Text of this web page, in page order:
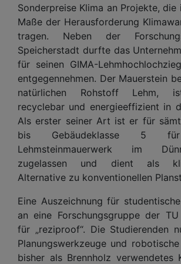
Sonderpreise Klima an Projekte, die
Maße der Herausforderung
tragen. Neben der
Speicherstadt durfte das
für seinen GIMA-
entgegennehmen. Der Mauerstein
natürlichen Rohstoff Lehm,
recyclebar und energieeffizient in
Als erster seiner Art ist er für
bis Gebäudeklasse 5 für
Lehmsteinmauerwerk im
zugelassen und dient als
Alternative zu konventionellen
Eine Auszeichnung für
an eine Forschungsgruppe der TU
für „reziproof“. Die Studierenden
Planungswerkzeuge und
bisher als Brennholz verwendetes